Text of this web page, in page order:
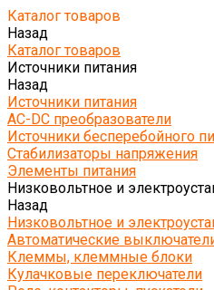
Каталог товаров
Назад
Каталог товаров
Источники питания
Назад
Источники питания
AC-DC преобразователи
Источники бесперебойного
Стабилизаторы напряжения
Элементы питания
Низковольтное и
Назад
Низковольтное и
Автоматические
Клеммы, клеммные блоки
Кулачковые переключатели